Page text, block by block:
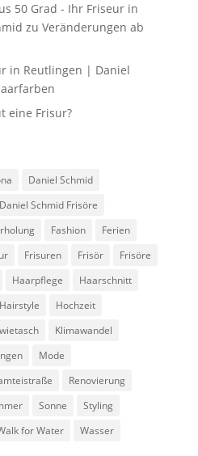
50 Grad - Ihr Friseur in
zu Veränderungen ab
in Reutlingen | Daniel
eine Frisur?
Daniel Schmid
Daniel Schmid Frisöre
Fashion
Ferien
Frisuren Frisör
Frisöre
Haarpflege
Haarschnitt
Hairstyle
Hochzeit
Klimawandel
Mode
Renovierung
Sonne
Styling
for Water
Wasser